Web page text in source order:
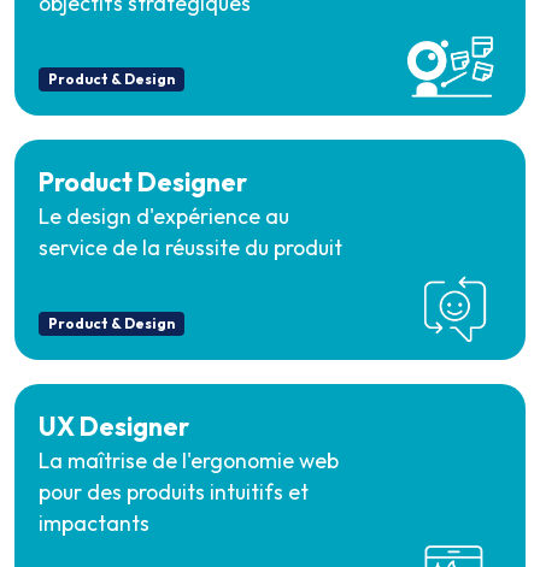
Product & Design
Product Designer
Le design d'expérience au
service de la réussite du produit
Product & Design
UX Designer
La maîtrise de l'ergonomie web
pour des produits intuitifs et
impactants